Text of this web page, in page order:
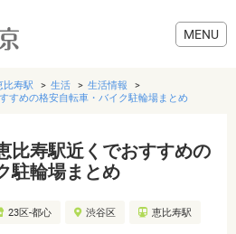
比寿駅 生活
生活情報
すめの格安自転車・バイク駐輪場まとめ
比寿駅近くでおすすめの
駐輪場まとめ
23区-都心 渋谷区 恵比寿駅